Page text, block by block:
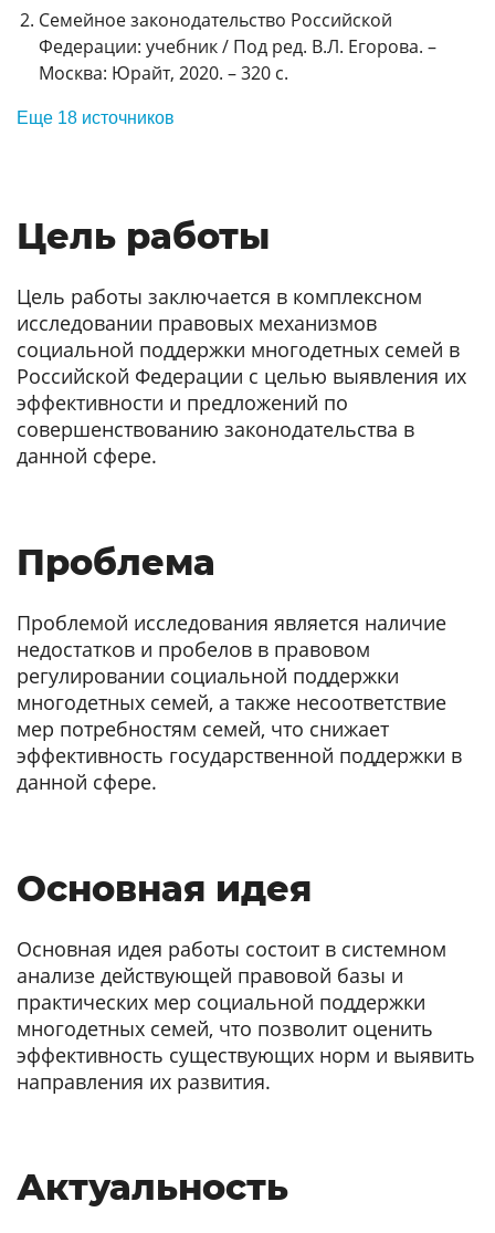
Семейное законодательство Российской
Федерации: учебник / Под ред. В.Л. Егорова. –
Москва: Юрайт, 2020. – 320 с.
Еще 18 источников
Цель работы
Цель работы заключается в комплексном
исследовании правовых механизмов
социальной поддержки многодетных семей в
Российской Федерации с целью выявления их
эффективности и предложений по
совершенствованию законодательства в
данной сфере.
Проблема
Проблемой исследования является наличие
недостатков и пробелов в правовом
регулировании социальной поддержки
многодетных семей, а также несоответствие
мер потребностям семей, что снижает
эффективность государственной поддержки в
данной сфере.
Основная идея
Основная идея работы состоит в системном
анализе действующей правовой базы и
практических мер социальной поддержки
многодетных семей, что позволит оценить
эффективность существующих норм и выявить
направления их развития.
Актуальность